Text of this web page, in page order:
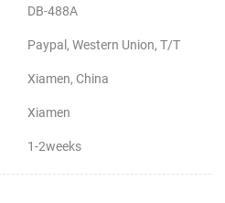
DB-488A
Paypal, Western Union, T/T
Xiamen, China
Xiamen
1-2weeks